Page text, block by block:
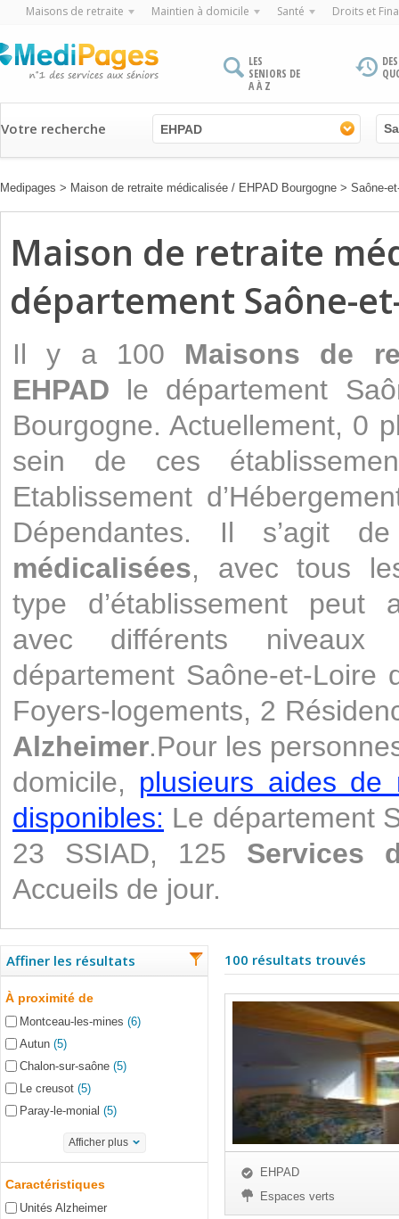
Maisons de retraite Maintien à domicile Santé Droits et
LES
SENIORS DE
A À Z
Votre recherche EHPAD
Medipages > Maison de retraite médicalisée / EHPAD Bourgogne > Saône-
Maison de retraite
département Saône-
Il y a 100 Maisons de
EHPAD le département
Bourgogne. Actuellement, 0
sein de ces
Etablissement
Dépendantes. Il s’agit
médicalisées, avec tous
type d’établissement peut
avec différents niveaux
département Saône-et-Loire
Foyers-logements, 2
Alzheimer.Pour les
domicile, plusieurs aides de
disponibles: Le département
23 SSIAD, 125 Services
Accueils de jour.
Affiner les résultats
À proximité de
Montceau-les-mines (6)
Autun (5)
Chalon-sur-saône (5)
Le creusot (5)
Paray-le-monial (5)
Afficher plus
Caractéristiques
Unités Alzheimer
100 résultats trouvés
EHPAD
Espaces verts